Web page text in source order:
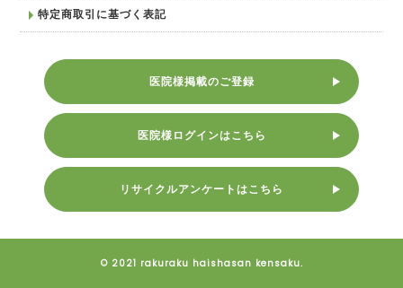
特定商取引に基づく表記
医院様掲載のご登録
医院様ログインはこちら
リサイクルアンケートはこちら
© 2021 rakuraku haishasan kensaku.